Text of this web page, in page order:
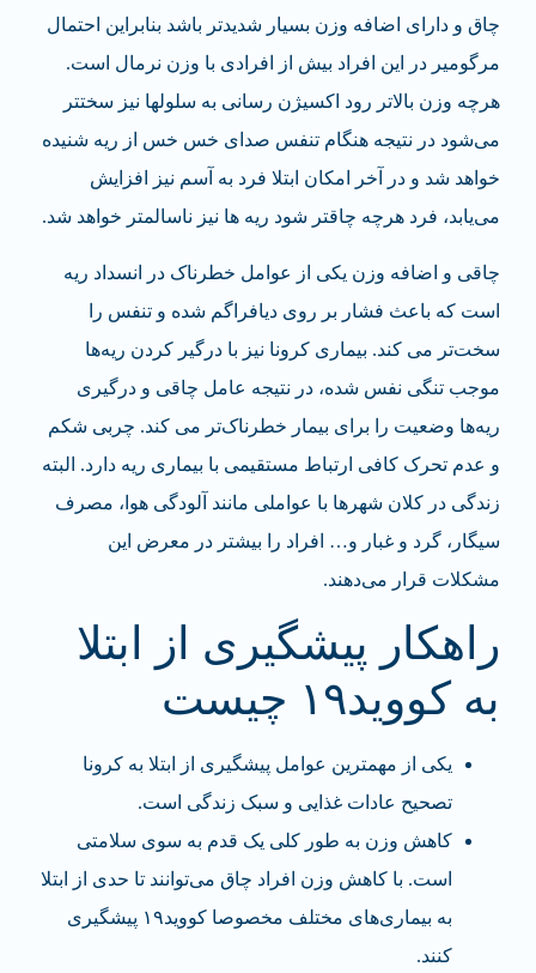
چاق و دارای اضافه وزن بسیار شدیدتر باشد بنابراین احتمال
مرگ‎ومیر در این افراد بیش از افرادی با وزن نرمال است.
هرچه وزن بالاتر رود اکسیژن رسانی به سلول‎ها نیز سخت‎تر
می‌شود در نتیجه هنگام تنفس صدای خس خس از ریه شنیده
خواهد شد و در آخر امکان ابتلا فرد به آسم نیز افزایش
می‌یابد، فرد هرچه چاق‎تر شود ریه ها نیز ناسالم‎تر خواهد شد.
چاقی و اضافه وزن یکی از عوامل خطرناک در انسداد ریه
است که باعث فشار بر روی دیافراگم شده و تنفس را
سخت‌تر می کند. بیماری کرونا نیز با درگیر کردن ریه‌ها
موجب تنگی نفس شده، در نتیجه عامل چاقی و درگیری
ریه‌ها وضعیت را برای بیمار خطرناک‌تر می کند. چربی شکم
و عدم تحرک کافی ارتباط مستقیمی با بیماری ریه دارد. البته
زندگی در کلان شهرها با عواملی مانند آلودگی هوا، مصرف
سیگار، گرد و غبار و… افراد را بیشتر در معرض این
مشکلات قرار می‌دهند.
راهکار پیشگیری از ابتلا
به کووید۱۹ چیست
یکی از مهمترین عوامل پیشگیری از ابتلا به کرونا
تصحیح عادات غذایی و سبک زندگی است.
کاهش وزن به طور کلی یک قدم به سوی سلامتی
است. با کاهش وزن افراد چاق می‌توانند تا حدی از ابتلا
به بیماری‌های مختلف مخصوصا کووید۱۹ پیشگیری
کنند.